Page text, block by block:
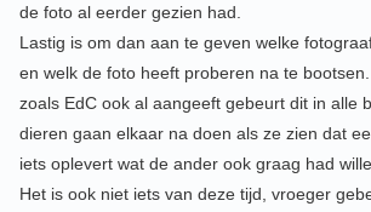
de foto al eerder gezien had.
Lastig is om dan aan te geven welke
en welk de foto heeft proberen na te bootsen.
zoals EdC ook al aangeeft gebeurt dit in alle
dieren gaan elkaar na doen als ze zien dat
iets oplevert wat de ander ook graag had
Het is ook niet iets van deze tijd, vroeger